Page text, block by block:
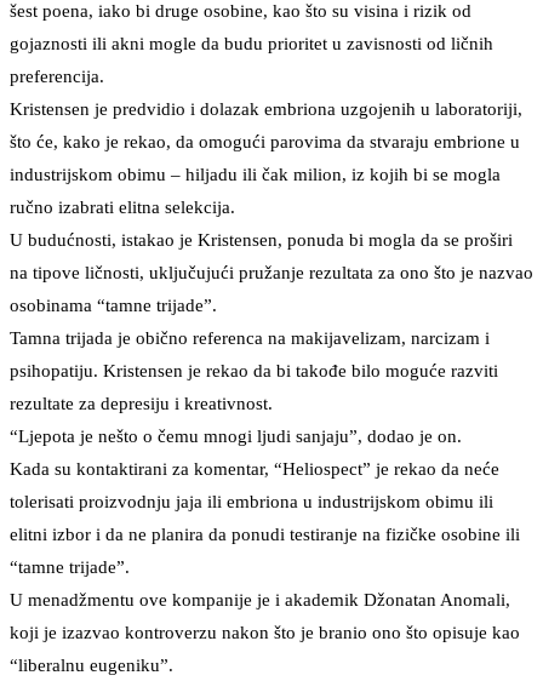
šest poena, iako bi druge osobine, kao što su visina i rizik od
gojaznosti ili akni mogle da budu prioritet u zavisnosti od ličnih
preferencija.
Kristensen je predvidio i dolazak embriona uzgojenih u laboratoriji,
što će, kako je rekao, da omogući parovima da stvaraju embrione u
industrijskom obimu – hiljadu ili čak milion, iz kojih bi se mogla
ručno izabrati elitna selekcija.
U budućnosti, istakao je Kristensen, ponuda bi mogla da se proširi
na tipove ličnosti, uključujući pružanje rezultata za ono što je nazvao
osobinama “tamne trijade”.
Tamna trijada je obično referenca na makijavelizam, narcizam i
psihopatiju. Kristensen je rekao da bi takođe bilo moguće razviti
rezultate za depresiju i kreativnost.
“Ljepota je nešto o čemu mnogi ljudi sanjaju”, dodao je on.
Kada su kontaktirani za komentar, “Heliospect” je rekao da neće
tolerisati proizvodnju jaja ili embriona u industrijskom obimu ili
elitni izbor i da ne planira da ponudi testiranje na fizičke osobine ili
“tamne trijade”.
U menadžmentu ove kompanije je i akademik Džonatan Anomali,
koji je izazvao kontroverzu nakon što je branio ono što opisuje kao
“liberalnu eugeniku”.